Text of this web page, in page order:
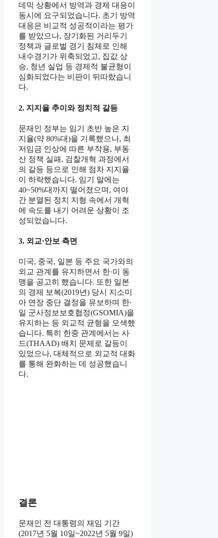
데믹 상황에서 방역과 경제 대응이
동시에 요구되었습니다. 초기 방역
대응은 비교적 성공적이라는 평가
를 받았으나, 장기화된 거리두기
정책과 글로벌 경기 침체로 인해
내수경기가 위축되었고, 집값 상
승, 청년 실업 등 경제적 불균형이
심화되었다는 비판이 뒤따랐습니
다.
2. 지지율 추이와 정치적 갈등
문재인 정부는 임기 초반 높은 지
지율(약 80%대)을 기록했으나, 최
저임금 인상에 따른 부작용, 부동
산 정책 실패, 검찰개혁 과정에서
의 갈등 등으로 인해 점차 지지율
이 하락했습니다. 임기 말에는
40~50%대까지 떨어졌으며, 여야
간 분열된 정치 지형 속에서 개혁
에 속도를 내기 어려운 상황이 조
성되었습니다.
3. 외교·안보 측면
미국, 중국, 일본 등 주요 국가와의
외교 관계를 유지하면서 한·미 동
맹을 공고히 했습니다. 또한 일본
의 경제 보복(2019년) 당시 지소미
아 연장 중단 결정을 유보하며 한·
일 군사정보보호협정(GSOMIA)을
유지하는 등 외교적 균형을 모색했
습니다. 특히 한중 관계에서는 사
드(THAAD) 배치 문제로 갈등이
있었으나, 대체적으로 외교적 대화
를 통해 완화하는 데 성공했습니
다.
결론
문재인 전 대통령의 재임 기간
(2017년 5월 10일~2022년 5월 9일)